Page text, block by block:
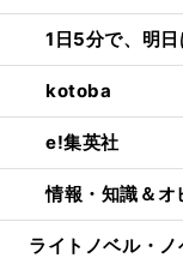
1日5分で、明
kotoba
e!集英社
情報・知識＆
ライトノベル・